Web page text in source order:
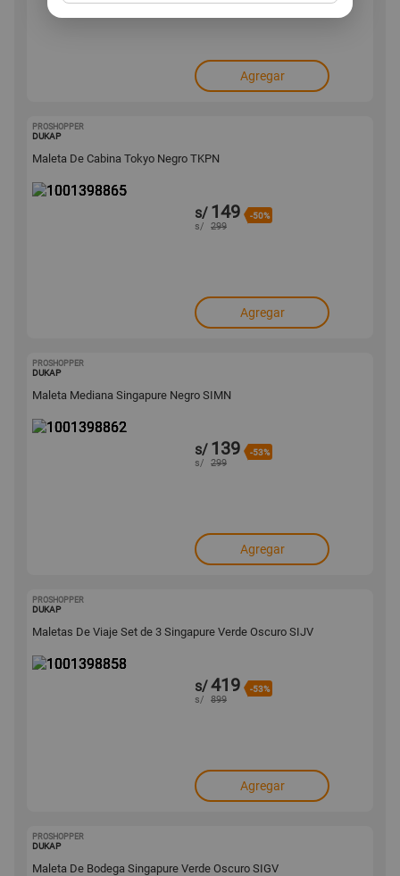
Agregar
PROSHOPPER
DUKAP
Maleta De Cabina Tokyo Negro TKPN
s/ 149 -50%
s/ 299
Agregar
PROSHOPPER
DUKAP
Maleta Mediana Singapure Negro SIMN
s/ 139 -53%
s/ 299
Agregar
PROSHOPPER
DUKAP
Maletas De Viaje Set de 3 Singapure Verde Oscuro SIJV
s/419 -53%
s/ 899
Agregar
PROSHOPPER
DUKAP
Maleta De Bodega Singapure Verde Oscuro SIGV